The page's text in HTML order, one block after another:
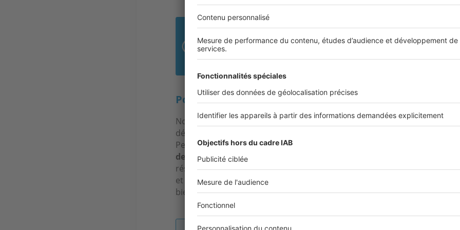
58 %
C’est la proportion de locataires à Aix-en-Provence.
Pouvez-vous nous présenter votre agence ?
Nous avons deux agences situées dans le centre-ville d’Aix-en-Provence,
département des Bouches-du-Rhône, à moins de 30 minutes de
Pelletier et Sextius Mirabeau font partie d’un groupe familial et sont
depuis des décennies
résidentiel et de prestige. Quant à l’agence Sextius Mirabeau, elle existe
et intervient principalement dans l’immobilier grand public. Pour ces
bien spécifiques, nous réalisons notamment de la gestion locative.